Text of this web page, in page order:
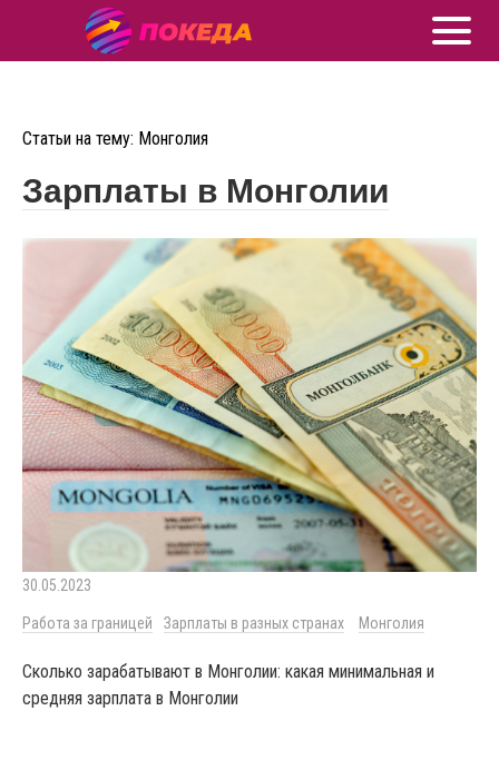
Статьи на тему: Монголия
Зарплаты в Монголии
30.05.2023
Работа за границей Зарплаты в разных странах Монголия
Сколько зарабатывают в Монголии: какая минимальная и
средняя зарплата в Монголии